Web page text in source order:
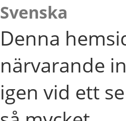
Svenska
Denna
närvarande
igen vid ett